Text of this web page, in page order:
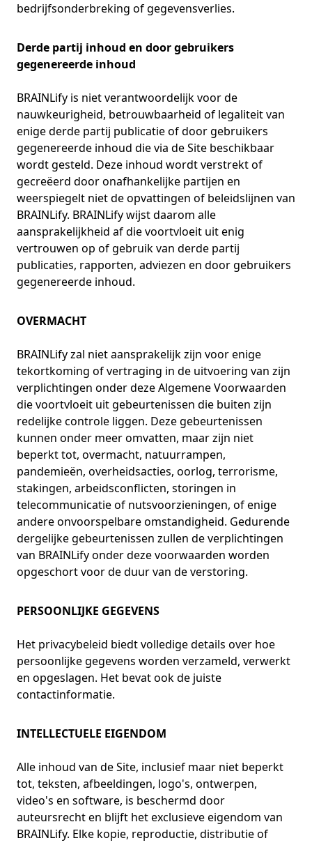
bedrijfsonderbreking of gegevensverlies.
Derde partij inhoud en door gebruikers
gegenereerde inhoud
BRAINLify is niet verantwoordelijk voor de
nauwkeurigheid, betrouwbaarheid of legaliteit van
enige derde partij publicatie of door gebruikers
gegenereerde inhoud die via de Site beschikbaar
wordt gesteld. Deze inhoud wordt verstrekt of
gecreëerd door onafhankelijke partijen en
weerspiegelt niet de opvattingen of beleidslijnen van
BRAINLify. BRAINLify wijst daarom alle
aansprakelijkheid af die voortvloeit uit enig
vertrouwen op of gebruik van derde partij
publicaties, rapporten, adviezen en door gebruikers
gegenereerde inhoud.
OVERMACHT
BRAINLify zal niet aansprakelijk zijn voor enige
tekortkoming of vertraging in de uitvoering van zijn
verplichtingen onder deze Algemene Voorwaarden
die voortvloeit uit gebeurtenissen die buiten zijn
redelijke controle liggen. Deze gebeurtenissen
kunnen onder meer omvatten, maar zijn niet
beperkt tot, overmacht, natuurrampen,
pandemieën, overheidsacties, oorlog, terrorisme,
stakingen, arbeidsconflicten, storingen in
telecommunicatie of nutsvoorzieningen, of enige
andere onvoorspelbare omstandigheid. Gedurende
dergelijke gebeurtenissen zullen de verplichtingen
van BRAINLify onder deze voorwaarden worden
opgeschort voor de duur van de verstoring.
PERSOONLIJKE GEGEVENS
Het privacybeleid biedt volledige details over hoe
persoonlijke gegevens worden verzameld, verwerkt
en opgeslagen. Het bevat ook de juiste
contactinformatie.
INTELLECTUELE EIGENDOM
Alle inhoud van de Site, inclusief maar niet beperkt
tot, teksten, afbeeldingen, logo's, ontwerpen,
video's en software, is beschermd door
auteursrecht en blijft het exclusieve eigendom van
BRAINLify. Elke kopie, reproductie, distributie of